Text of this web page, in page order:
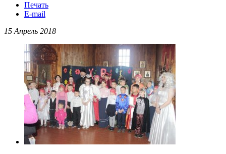
Печать
E-mail
15 Апрель 2018